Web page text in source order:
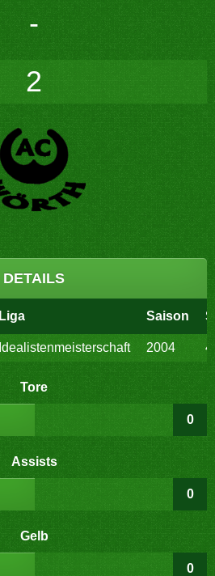
-
2
DETAILS
Liga Saison
Idealistenmeisterschaft 2004 4
Tore
0
Assists
0
Gelb
0